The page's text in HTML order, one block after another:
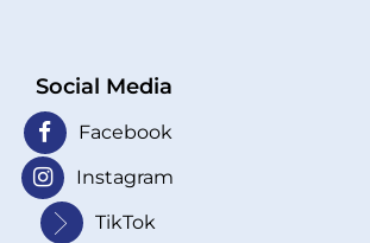
Social Media
Facebook
Instagram
TikTok